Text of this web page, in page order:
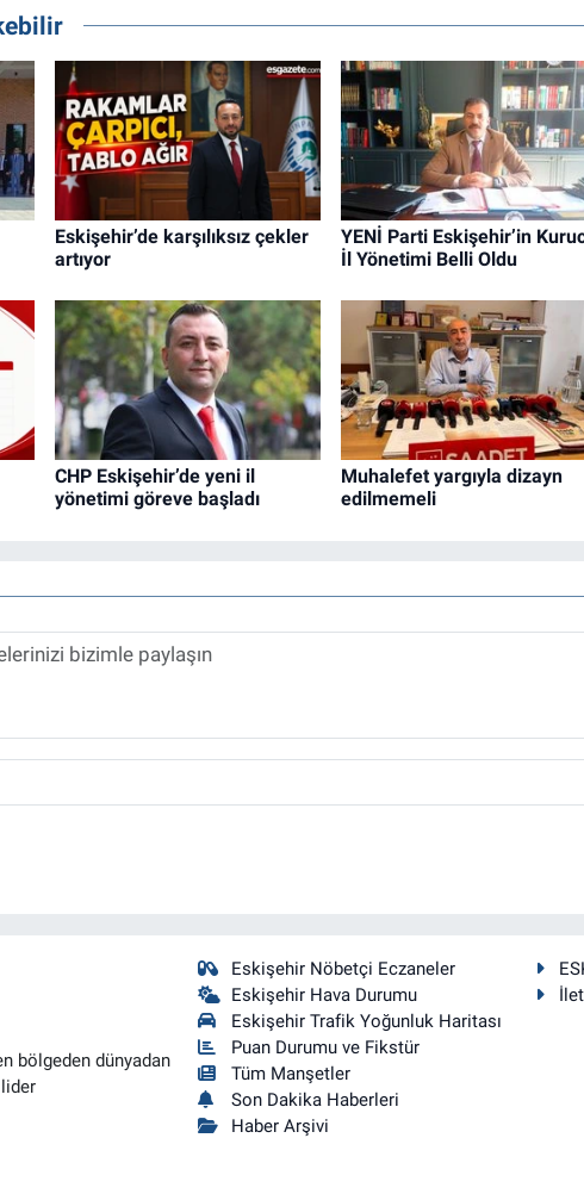
Eskişehir’de karşılıksız çekler
artıyor
YENİ Parti Eskişehir’in
İl Yönetimi Belli Oldu
CHP Eskişehir’de yeni il
yönetimi göreve başladı
Muhalefet yargıyla dizayn
edilmemeli
bölgeden dünyadan
Eskişehir Nöbetçi Eczaneler
Eskişehir Hava Durumu
Eskişehir Trafik Yoğunluk Haritası
Puan Durumu ve Fikstür
Tüm Manşetler
Son Dakika Haberleri
Haber Arşivi